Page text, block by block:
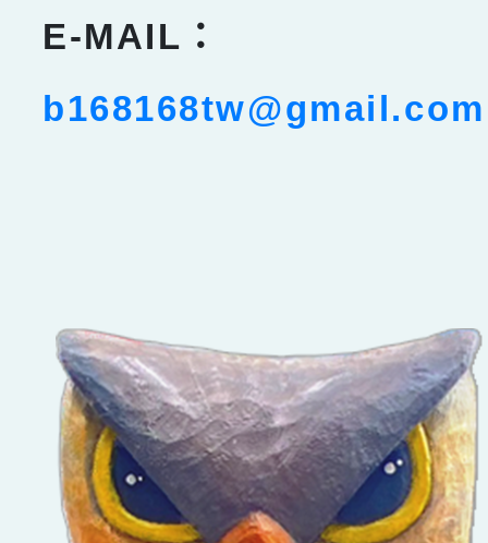
E-MAIL：
b168168tw@gmail.com